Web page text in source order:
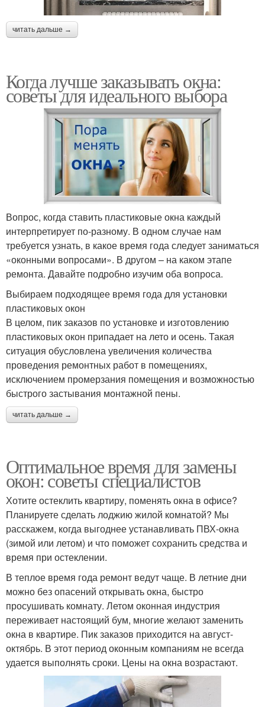
читать дальше →
Когда лучше заказывать окна:
советы для идеального выбора
Вопрос, когда ставить пластиковые окна каждый
интерпретирует по-разному. В одном случае нам
требуется узнать, в какое время года следует заниматься
«оконными вопросами». В другом – на каком этапе
ремонта. Давайте подробно изучим оба вопроса.
Выбираем подходящее время года для установки
пластиковых окон
В целом, пик заказов по установке и изготовлению
пластиковых окон припадает на лето и осень. Такая
ситуация обусловлена увеличения количества
проведения ремонтных работ в помещениях,
исключением промерзания помещения и возможностью
быстрого застывания монтажной пены.
читать дальше →
Оптимальное время для замены
окон: советы специалистов
Хотите остеклить квартиру, поменять окна в офисе?
Планируете сделать лоджию жилой комнатой? Мы
расскажем, когда выгоднее устанавливать ПВХ-окна
(зимой или летом) и что поможет сохранить средства и
время при остеклении.
В теплое время года ремонт ведут чаще. В летние дни
можно без опасений открывать окна, быстро
просушивать комнату. Летом оконная индустрия
переживает настоящий бум, многие желают заменить
окна в квартире. Пик заказов приходится на август-
октябрь. В этот период оконным компаниям не всегда
удается выполнять сроки. Цены на окна возрастают.